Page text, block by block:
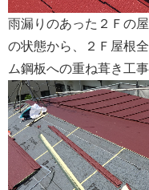
雨漏りのあった２Ｆの
の状態から、２Ｆ屋根
ム鋼板への重ね葺き工